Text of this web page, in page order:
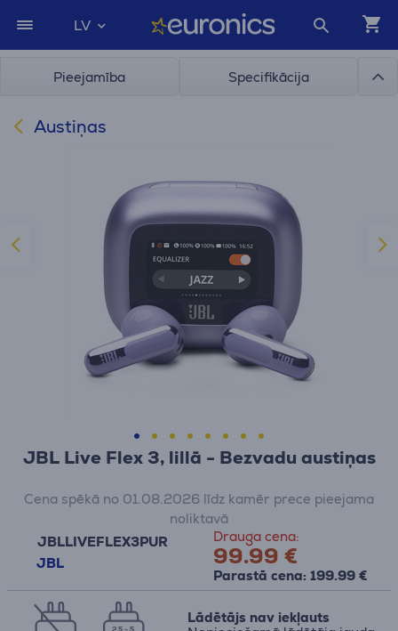
LV
Pieejamība Specifikācija
Austiņas
JBL Live Flex 3, lillā - Bezvadu austiņas
JBLLIVEFLEX3PUR
JBL
Drauga cena:
99.99 €
Parastā cena: 199.99 €
Cena spēkā no 01.08.2026 līdz kamēr prece pieejama
noliktavā
2,5 - 5
Lādētājs nav iekļauts